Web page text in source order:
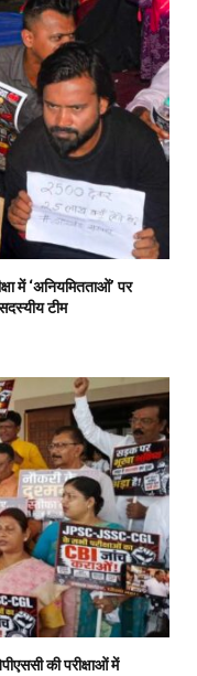
में ‘अनियमितताओं’ पर
टीम
की परीक्षाओं में